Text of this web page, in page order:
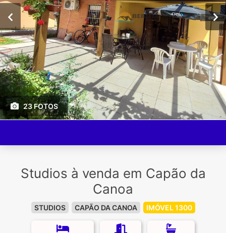
23 FOTOS
Studios à venda em Capão da
Canoa
STUDIOS CAPÃO DA CANOA IMÓVEL 1300